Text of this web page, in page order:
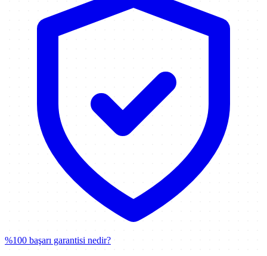
%100 başarı garantisi nedir?